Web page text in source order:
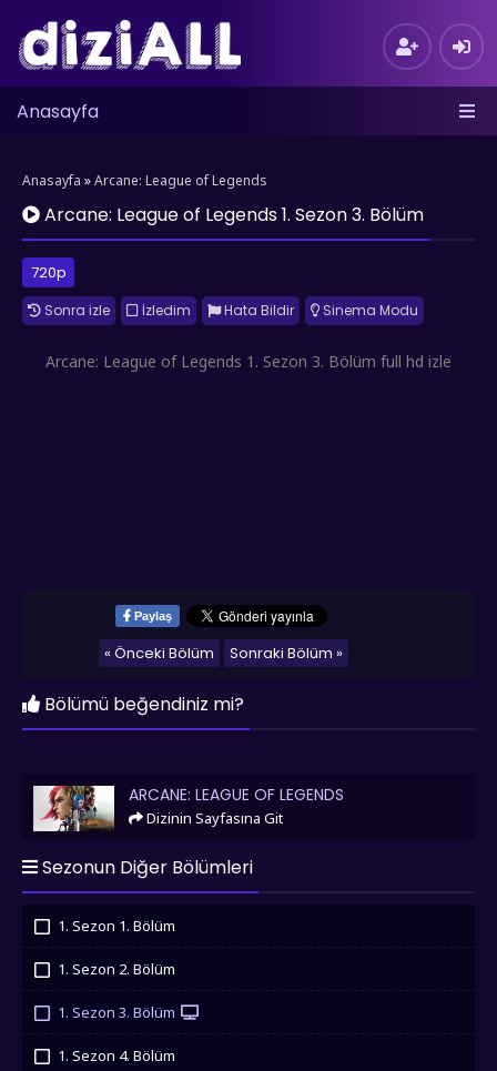
Anasayfa
Anasayfa »Arcane: League of Legends
Arcane: League of Legends 1. Sezon 3. Bölüm
720p
Sonra izle İzledim Hata Bildir Sinema Modu
Arcane: League of Legends 1. Sezon 3. Bölüm full hd izle
Paylaş
Sonraki Bölüm »
« Önceki Bölüm
Bölümü beğendiniz mi?
Arcane: League of LegendsARCANE: LEAGUE OF LEGENDS
Dizinin Sayfasına Git
Sezonun Diğer Bölümleri
1. Sezon 1. Bölüm
1. Sezon 2. Bölüm
1. Sezon 3. Bölüm
1. Sezon 4. Bölüm